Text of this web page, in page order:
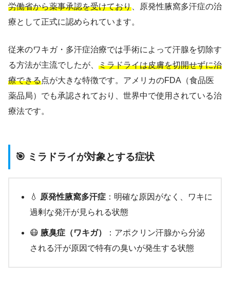
労働省から薬事承認を受けており 、原発性腋窩多汗症の治
療として正式に認められています。
従来のワキガ・多汗症治療では手術によって汗腺を切除す
る方法が主流でしたが、 ミラドライは皮膚を切開せずに治
療できる点が大きな特徴です。アメリカのFDA（食品医
薬品局）でも承認されており、世界中で使用されている治
療法です。
🎯 ミラドライが対象とする症状
💧 原発性腋窩多汗症 ：明確な原因がなく、ワキに
過剰な発汗が見られる状態
😷 腋臭症（ワキガ）
：アポクリン汗腺から分泌
される汗が原因で特有の臭いが発生する状態